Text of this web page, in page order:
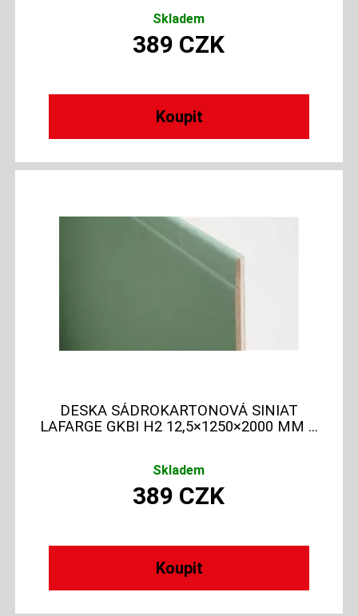
Skladem
389 CZK
DESKA SÁDROKARTONOVÁ SINIAT
LAFARGE GKBI H2 12,5×1250×2000 MM ...
Skladem
389 CZK